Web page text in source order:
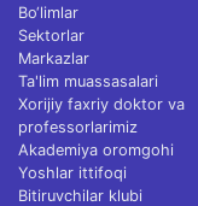
Bo‘limlar
Sektorlar
Markazlar
Ta'lim muassasalari
Xorijiy faxriy doktor va
professorlarimiz
Akademiya oromgohi
Yoshlar ittifoqi
Bitiruvchilar klubi